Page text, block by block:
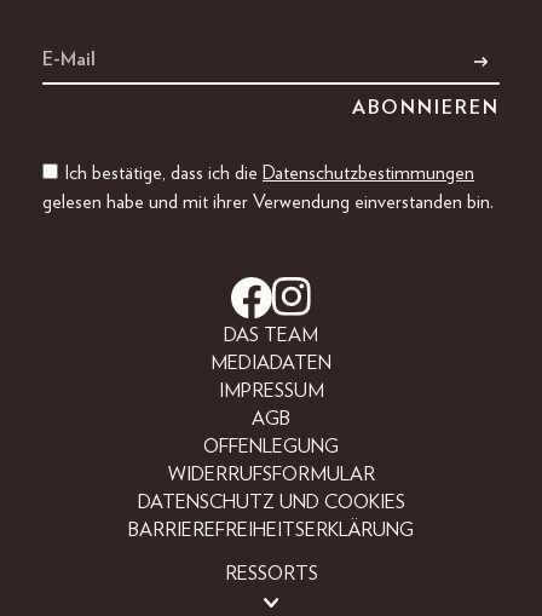
Ich bestätige, dass ich die Datenschutzbestimmungen
gelesen habe und mit ihrer Verwendung einverstanden bin.
DAS TEAM
MEDIADATEN
IMPRESSUM
AGB
OFFENLEGUNG
WIDERRUFSFORMULAR
DATENSCHUTZ UND COOKIES
BARRIEREFREIHEITSERKLÄRUNG
RESSORTS